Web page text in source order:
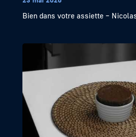
Bien dans votre assiette –